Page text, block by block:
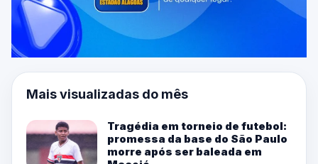
Mais visualizadas do mês
Tragédia em torneio de futebol:
promessa da base do São Paulo
morre após ser baleada em